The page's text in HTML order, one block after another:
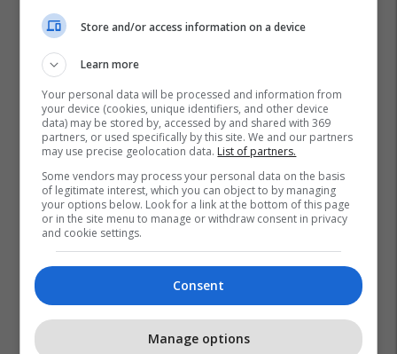
Store and/or access information on a device
Learn more
Your personal data will be processed and information from
your device (cookies, unique identifiers, and other device
data) may be stored by, accessed by and shared with 369
partners, or used specifically by this site. We and our partners
may use precise geolocation data. List of partners.
Some vendors may process your personal data on the basis
of legitimate interest, which you can object to by managing
your options below. Look for a link at the bottom of this page
or in the site menu to manage or withdraw consent in privacy
and cookie settings.
Consent
Manage options